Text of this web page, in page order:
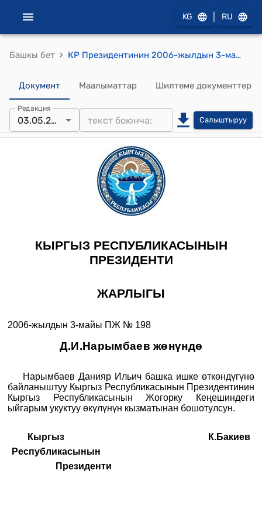
KG RU
Башкы бет › КР Президентинин 2006-жылдын 3-майындагы ПЖ № 198 "Д.И.Нарымбаев жөнүндө" Жарлыгы
Документ Маалыматтар Шилтеме документтер
Редакция
03.05.2006 Салыштыруу